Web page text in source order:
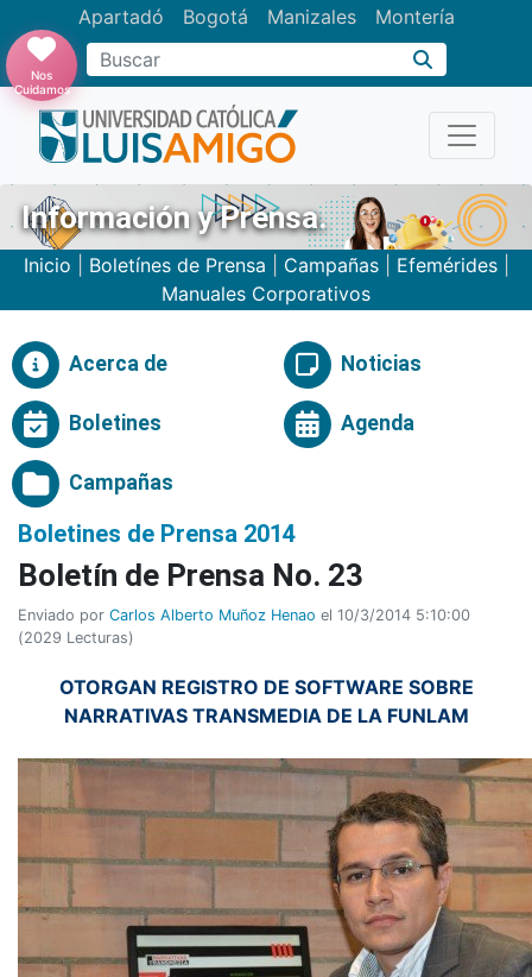
Apartadó Bogotá Manizales Montería
Buscar
Nos
Cuidamos
Información y Prensa.
Inicio Boletínes de Prensa Campañas| Efemérides|
Manuales Corporativos
Acerca de Noticias
Boletines Agenda
Campañas
Boletines de Prensa 2014
Boletí­n de Prensa No. 23
Enviado por Carlos Alberto Muñoz Henao el 10/3/2014 5:10:00
(2029 Lecturas)
OTORGAN REGISTRO DE SOFTWARE SOBRE
NARRATIVAS TRANSMEDIA DE LA FUNLAM